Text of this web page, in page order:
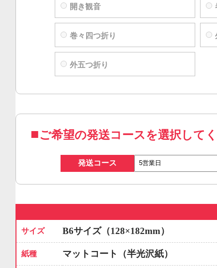
開き観音
巻々四つ折り
外五つ折り
ご希望の発送コースを選択して
発送コース
サイズ B6サイズ（128×182mm）
紙種 マットコート（半光沢紙）